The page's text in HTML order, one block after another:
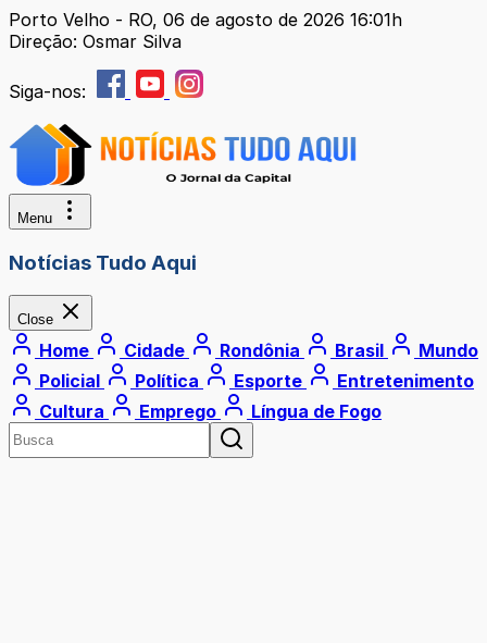
Porto Velho - RO, 06 de agosto de 2026 16:01h
Direção: Osmar Silva
Siga-nos:
Menu
Notícias Tudo Aqui
Close
Home Cidade Rondônia Brasil
Mundo
Policial
Política Esporte
Entretenimento
Cultura
Emprego Língua de Fogo